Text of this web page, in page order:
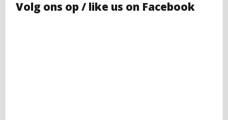
Volg ons op / like us on Facebook